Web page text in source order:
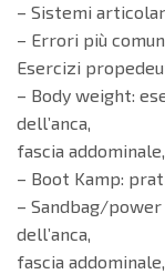
– Sistemi
– Errori più
Esercizi
– Body weight:
dell’anca,
fascia
– Boot Kamp:
– Sandbag/
dell’anca,
fascia